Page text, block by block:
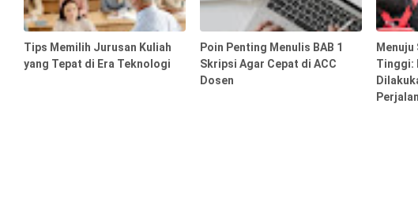
Tips Memilih Jurusan Kuliah
yang Tepat di Era Teknologi
Poin Penting Menulis BAB 1
Skripsi Agar Cepat di ACC
Dosen
Menuju
Tinggi: